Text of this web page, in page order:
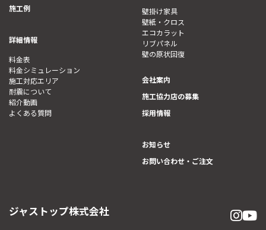
施工例
詳細情報
料金表
料金シミュレーション
施工対応エリア
耐震について
紹介動画
よくある質問
壁掛け家具
壁紙・クロス
エコカラット
リブパネル
壁の原状回復
会社案内
施工協力店の募集
採用情報
お知らせ
お問い合わせ・ご注文
ジャストップ株式会社